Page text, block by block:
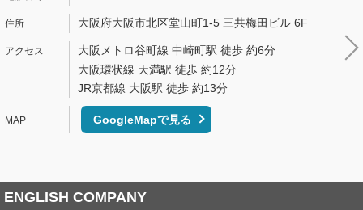
大阪府大阪市北区堂山町1-5 三共梅田ビル 6F
大阪メトロ谷町線 中崎町駅 徒歩 約6分
大阪環状線 天満駅 徒歩 約12分
JR京都線 大阪駅 徒歩 約13分
GoogleMapで見る
ENGLISH COMPANY